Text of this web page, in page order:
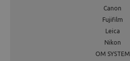
Canon
Fujifilm
Leica
Nikon
OM SYSTEM